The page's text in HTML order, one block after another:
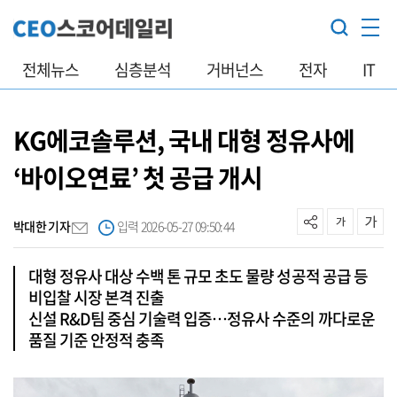
전체뉴스 심층분석 거버넌스 전자 IT
KG에코솔루션, 국내 대형 정유사에
‘바이오연료’ 첫 공급 개시
박대한 기자 입력 2026-05-27 09:50:44
대형 정유사 대상 수백 톤 규모 초도 물량 성공적 공급 등
비입찰 시장 본격 진출
신설 R&D팀 중심 기술력 입증…정유사 수준의 까다로운
품질 기준 안정적 충족